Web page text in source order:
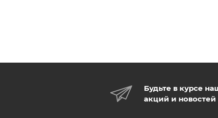
Будьте в курсе
акций и новостей